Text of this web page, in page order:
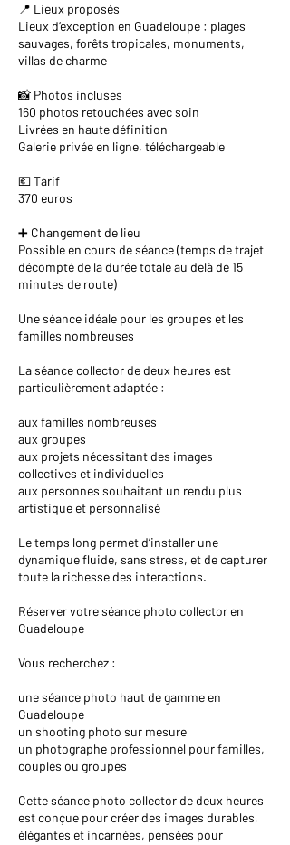
📍 Lieux proposés
Lieux d’exception en Guadeloupe : plages
sauvages, forêts tropicales, monuments,
villas de charme
📸 Photos incluses
160 photos retouchées avec soin
Livrées en haute définition
Galerie privée en ligne, téléchargeable
💶 Tarif
370 euros
➕ Changement de lieu
Possible en cours de séance (temps de trajet
décompté de la durée totale au delà de 15
minutes de route)
Une séance idéale pour les groupes et les
familles nombreuses
La séance collector de deux heures est
particulièrement adaptée :
aux familles nombreuses
aux groupes
aux projets nécessitant des images
collectives et individuelles
aux personnes souhaitant un rendu plus
artistique et personnalisé
Le temps long permet d’installer une
dynamique fluide, sans stress, et de capturer
toute la richesse des interactions.
Réserver votre séance photo collector en
Guadeloupe
Vous recherchez :
une séance photo haut de gamme en
Guadeloupe
un shooting photo sur mesure
un photographe professionnel pour familles,
couples ou groupes
Cette séance photo collector de deux heures
est conçue pour créer des images durables,
élégantes et incarnées, pensées pour